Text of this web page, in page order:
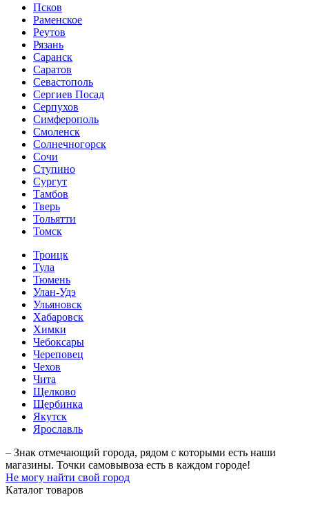
Псков
Раменское
Реутов
Рязань
Саранск
Саратов
Севастополь
Сергиев Посад
Серпухов
Симферополь
Смоленск
Солнечногорск
Сочи
Ступино
Сургут
Тамбов
Тверь
Тольятти
Томск
Троицк
Тула
Тюмень
Улан-Удэ
Ульяновск
Хабаровск
Химки
Чебоксары
Череповец
Чехов
Чита
Щелково
Щербинка
Якутск
Ярославль
– Знак отмечающий города, рядом с которыми есть наши
магазины. Точки самовывоза есть в каждом городе!
Не могу найти свой город
Каталог товаров